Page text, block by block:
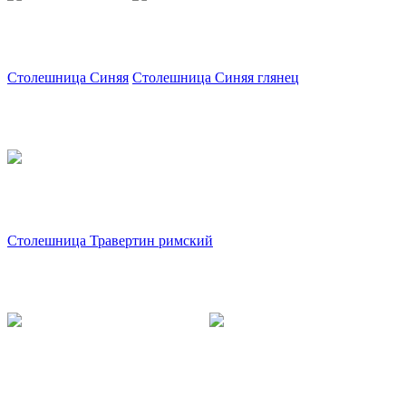
Столешница Синяя Столешница Синяя глянец
Столешница Травертин римский